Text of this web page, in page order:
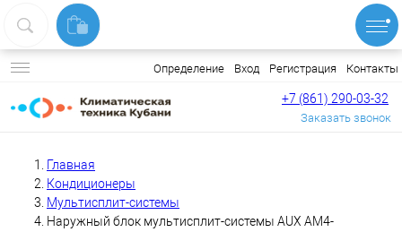
Определение Вход Регистрация Контакты
+7 (861) 290-03-32
Заказать звонок
Главная
Кондиционеры
Мультисплит-системы
Наружный блок мультисплит-системы AUX AM4-